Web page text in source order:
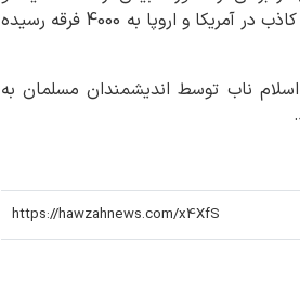
بی دین هستند، ولذا نهضت های معنوی و عرفان های کاذب در آمریکا و اروپا به 4000 فرقه رسیده
ناب توسط اندیشمندان مسلمان به